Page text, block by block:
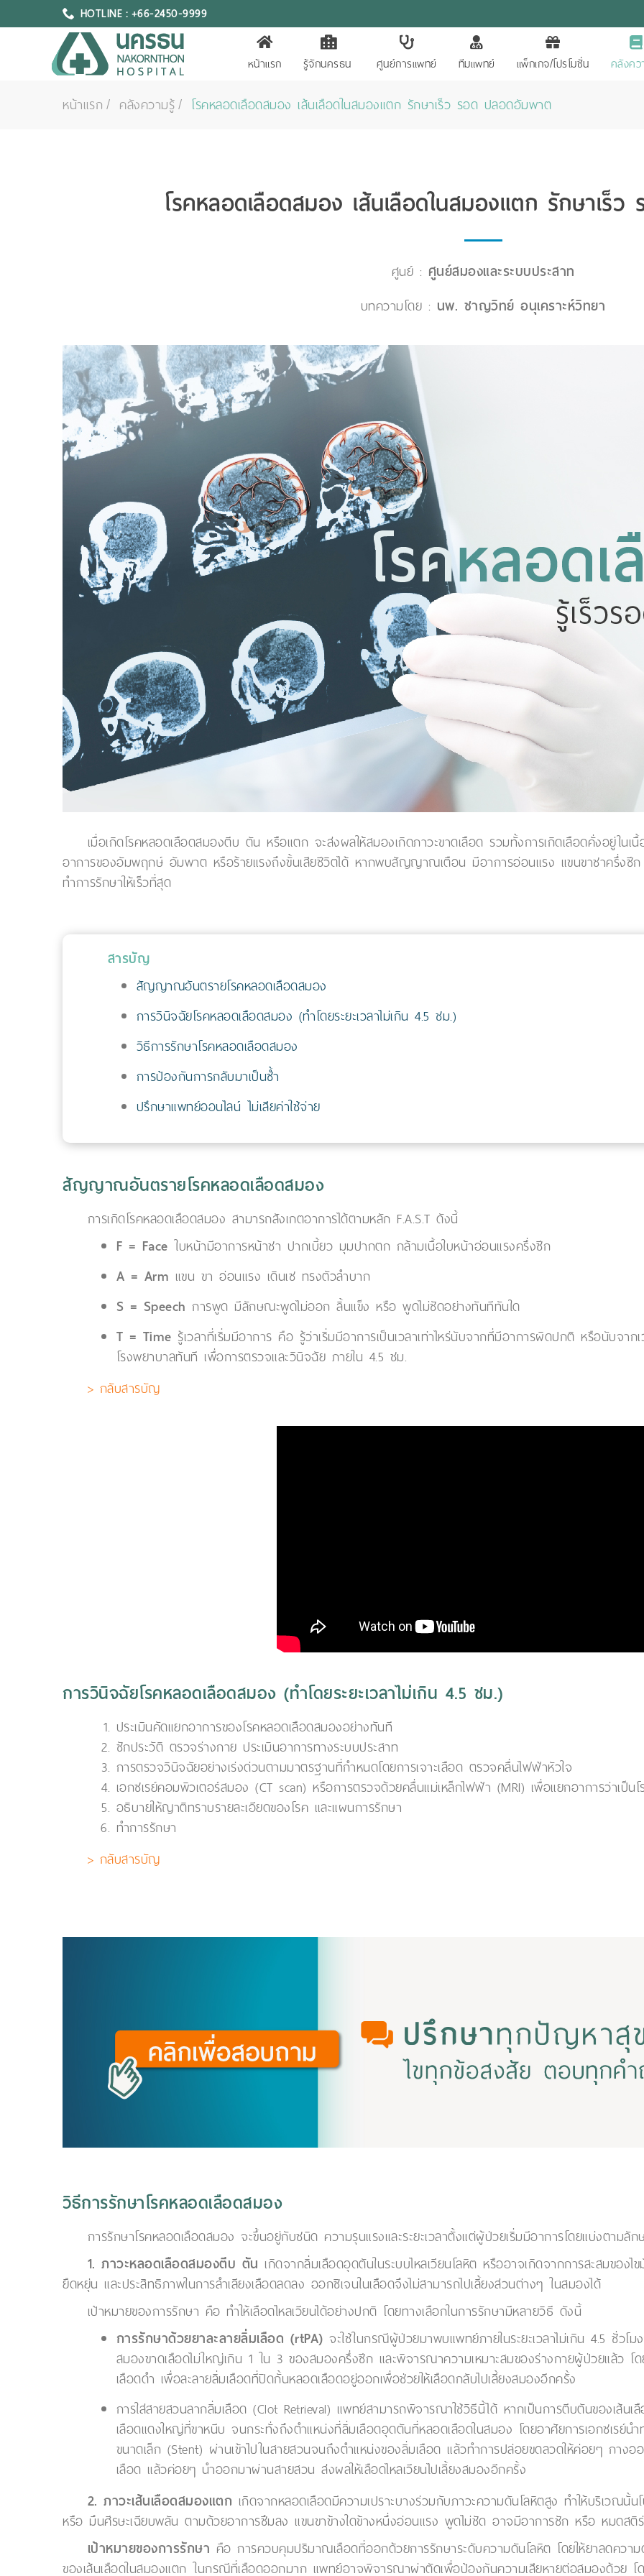
HOTLINE : +66-2450-9999
หน้าแรก รู้จักนครธน ศูนย์การแพทย์ ทีมแพทย์ แพ็กเกจ/โปรโมชั่น คลังคว
หน้าแรก คลังความรู้ โรคหลอดเลือดสมอง เส้นเลือดในสมองแตก รักษาเร็ว รอด ปลอดอัมพาต
โรคหลอดเลือดสมอง เส้นเลือดในสมองแตก รักษาเร็
ศูนย์ : ศูนย์สมองและระบบประสาท
บทความโดย : นพ. ชาญวิทย์ อนุเคราะห์วิทยา
เมื่อเกิดโรคหลอดเลือดสมองตีบ ตัน หรือแตก จะส่งผลให้สมองเกิดภาวะขาดเลือด รวมทั้งการเกิดเลือดคั่งอยู่ใน
อาการของอัมพฤกษ์ อัมพาต หรือร้ายแรงถึงขั้นเสียชีวิตได้ หากพบสัญญาณเตือน มีอาการอ่อนแรง แขนขาชาครึ่งซีก
ทำการรักษาให้เร็วที่สุด
สารบัญ
สัญญาณอันตรายโรคหลอดเลือดสมอง
การวินิจฉัยโรคหลอดเลือดสมอง (ทำโดยระยะเวลาไม่เกิน 4.5 ชม.)
วิธีการรักษาโรคหลอดเลือดสมอง
การป้องกันการกลับมาเป็นซ้ำ
ปรึกษาแพทย์ออนไลน์ ไม่เสียค่าใช้จ่าย
สัญญาณอันตรายโรคหลอดเลือดสมอง
การเกิดโรคหลอดเลือดสมอง สามารถสังเกตอาการได้ตามหลัก F.A.S.T ดังนี้
F = Face ใบหน้ามีอาการหน้าชา ปากเบี้ยว มุมปากตก กล้ามเนื้อใบหน้าอ่อนแรงครึ่งซีก
A = Arm แขน ขา อ่อนแรง เดินเซ ทรงตัวลำบาก
S = Speech การพูด มีลักษณะพูดไม่ออก ลิ้นแข็ง หรือ พูดไม่ชัดอย่างทันทีทันใด
T = Time รู้เวลาที่เริ่มมีอาการ คือ รู้ว่าเริ่มมีอาการเป็นเวลาเท่าไหร่นับจากที่มีอาการผิดปกติ หรือนับจา
โรงพยาบาลทันที เพื่อการตรวจและวินิจฉัย ภายใน 4.5 ชม.
> กลับสารบัญ
การวินิจฉัยโรคหลอดเลือดสมอง (ทำโดยระยะเวลาไม่เกิน 4.5 ชม.)
ประเมินคัดแยกอาการของโรคหลอดเลือดสมองอย่างทันที
ซักประวัติ ตรวจร่างกาย ประเมินอาการทางระบบประสาท
การตรวจวินิจฉัยอย่างเร่งด่วนตามมาตรฐานที่กำหนดโดยการเจาะเลือด ตรวจคลื่นไฟฟ้าหัวใจ
เอกซเรย์คอมพิวเตอร์สมอง (CT scan) หรือการตรวจด้วยคลื่นแม่เหล็กไฟฟ้า (MRI) เพื่อแยกอาการว่าเป็น
อธิบายให้ญาติทราบรายละเอียดของโรค และแผนการรักษา
ทำการรักษา
> กลับสารบัญ
วิธีการรักษาโรคหลอดเลือดสมอง
การรักษาโรคหลอดเลือดสมอง จะขึ้นอยู่กับชนิด ความรุนแรงและระยะเวลาตั้งแต่ผู้ป่วยเริ่มมีอาการโดยแบ่งตามลั
1. ภาวะหลอดเลือดสมองตีบ ตัน เกิดจากลิ่มเลือดอุดตันในระบบไหลเวียนโลหิต หรืออาจเกิดจากการสะสมของ
ยืดหยุ่น และประสิทธิภาพในการลำเลียงเลือดลดลง ออกซิเจนในเลือดจึงไม่สามารถไปเลี้ยงส่วนต่างๆ ในสมองได้
เป้าหมายของการรักษา คือ ทำให้เลือดไหลเวียนได้อย่างปกติ โดยทางเลือกในการรักษามีหลายวิธี ดังนี้
การรักษาด้วยยาละลายลิ่มเลือด (rtPA) จะใช้ในกรณีผู้ป่วยมาพบแพทย์ภายในระยะเวลาไม่เกิน 4.5 ชั่ว
สมองขาดเลือดไม่ใหญ่เกิน 1 ใน 3 ของสมองครึ่งซีก และพิจารณาความเหมาะสมของร่างกายผู้ป่วยแล้ว โ
เลือดดำ เพื่อละลายลิ่มเลือดที่ปิดกั้นหลอดเลือดอยู่ออกเพื่อช่วยให้เลือดกลับไปเลี้ยงสมองอีกครั้ง
การใส่สายสวนลากลิ่มเลือด (Clot Retrieval) แพทย์สามารถพิจารณาใช้วิธีนี้ได้ หากเป็นการตีบตันของเส้นเ
เลือดแดงใหญ่ที่ขาหนีบ จนกระทั่งถึงตำแหน่งที่ลิ่มเลือดอุดตันที่หลอดเลือดในสมอง โดยอาศัยการเอกซเรย์
ขนาดเล็ก (Stent) ผ่านเข้าไปในสายสวนจนถึงตำแหน่งของลิ่มเลือด แล้วทำการปล่อยขดลวดให้ค่อยๆ กางอ
เลือด แล้วค่อยๆ นำออกมาผ่านสายสวน ส่งผลให้เลือดไหลเวียนไปเลี้ยงสมองอีกครั้ง
2. ภาวะเส้นเลือดสมองแตก เกิดจากหลอดเลือดมีความเปราะบางร่วมกับภาวะความดันโลหิตสูง ทำให้บริเวณ
หรือ มึนศีรษะเฉียบพลัน ตามด้วยอาการซึมลง แขนขาข้างใดข้างหนึ่งอ่อนแรง พูดไม่ชัด อาจมีอาการชัก หรือ หมดสติ
เป้าหมายของการรักษา คือ การควบคุมปริมาณเลือดที่ออกด้วยการรักษาระดับความดันโลหิต โดยให้ยาลดควา
ของเส้นเลือดในสมองแตก ในกรณีที่เลือดออกมาก แพทย์อาจพิจารณาผ่าตัดเพื่อป้องกันความเสียหายต่อสมองด้วย โ